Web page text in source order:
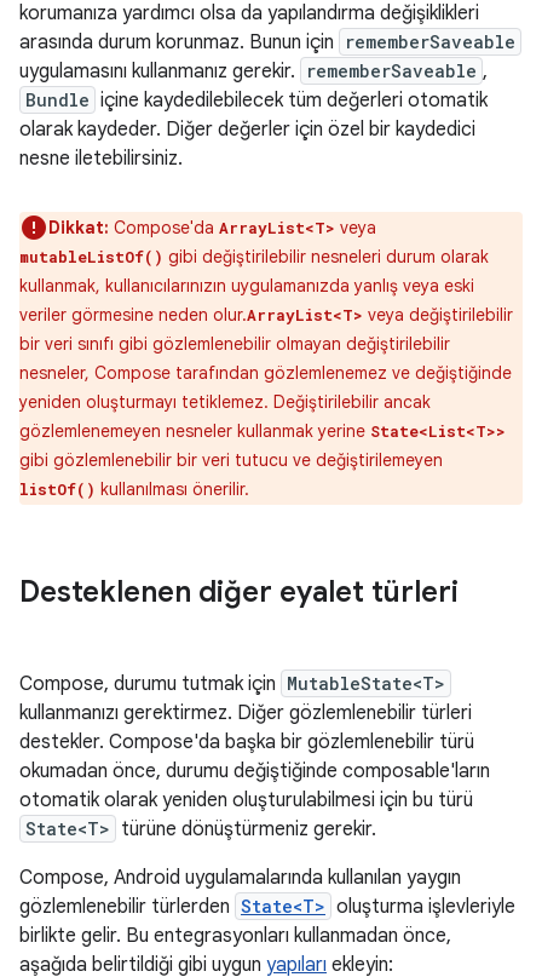
korumanıza yardımcı olsa da yapılandırma değişiklikleri
arasında durum korunmaz. Bunun için
rememberSaveable
uygulamasını kullanmanız gerekir. rememberSaveable ,
Bundle içine kaydedilebilecek tüm değerleri otomatik
olarak kaydeder. Diğer değerler için özel bir kaydedici
nesne iletebilirsiniz.
Dikkat: Compose'da ArrayList<T> veya
mutableListOf() gibi değiştirilebilir nesneleri durum olarak
kullanmak, kullanıcılarınızın uygulamanızda yanlış veya eski
veriler görmesine neden olur.ArrayList<T> veya değiştirilebilir
bir veri sınıfı gibi gözlemlenebilir olmayan değiştirilebilir
nesneler, Compose tarafından gözlemlenemez ve değiştiğinde
yeniden oluşturmayı tetiklemez. Değiştirilebilir ancak
gözlemlenemeyen nesneler kullanmak yerine State<List<T>>
gibi gözlemlenebilir bir veri tutucu ve değiştirilemeyen
listOf() kullanılması önerilir.
Desteklenen diğer eyalet türleri
Compose, durumu tutmak için MutableState<T>
kullanmanızı gerektirmez. Diğer gözlemlenebilir türleri
destekler. Compose'da başka bir gözlemlenebilir türü
okumadan önce, durumu değiştiğinde composable'ların
otomatik olarak yeniden oluşturulabilmesi için bu türü
State<T> türüne dönüştürmeniz gerekir.
Compose, Android uygulamalarında kullanılan yaygın
gözlemlenebilir türlerden State<T> oluşturma işlevleriyle
birlikte gelir. Bu entegrasyonları kullanmadan önce,
aşağıda belirtildiği gibi uygun yapıları ekleyin: